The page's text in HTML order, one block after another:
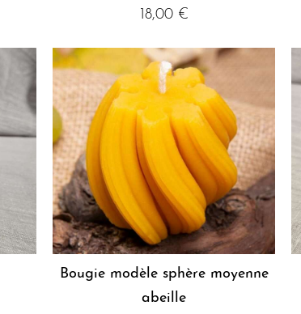
18,00 €
Bougie modèle sphère moyenne
abeille